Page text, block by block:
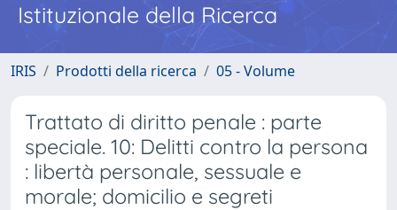
Istituzionale della Ricerca
IRIS Prodotti della ricerca 05 - Volume
Trattato di diritto penale : parte
speciale. 10: Delitti contro la persona
: libertà personale, sessuale e
morale; domicilio e segreti